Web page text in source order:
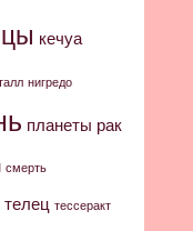
кечуа
нигредо
планеты рак
смерть
телец тессеракт